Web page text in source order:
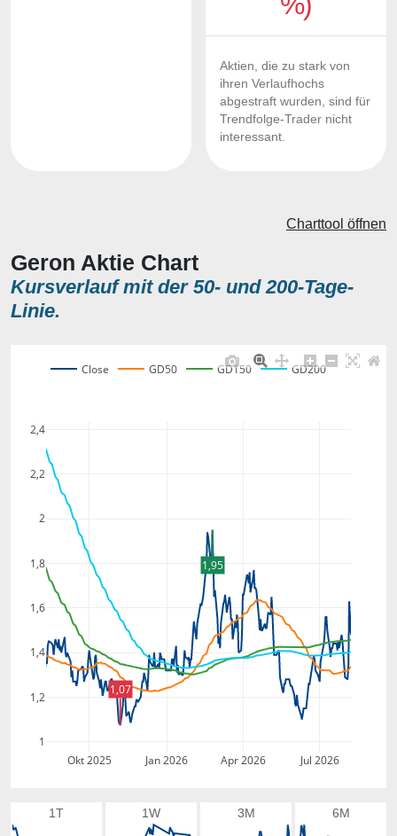
Aktien, die zu stark von
ihren Verlaufhochs
abgestraft wurden, sind für
Trendfolge-Trader nicht
interessant.
Geron Aktie Chart
Kursverlauf mit der 50- und 200-Tage-
Linie.
Charttool öffnen
Okt 2025 Jan 2026 Apr 2026 Jul 2026
1
1,2
1,4
1,6
1,8
2
2,2
2,4
Close GD50 GD150 GD200
1,95
1,07
1T 1W 3M 6M